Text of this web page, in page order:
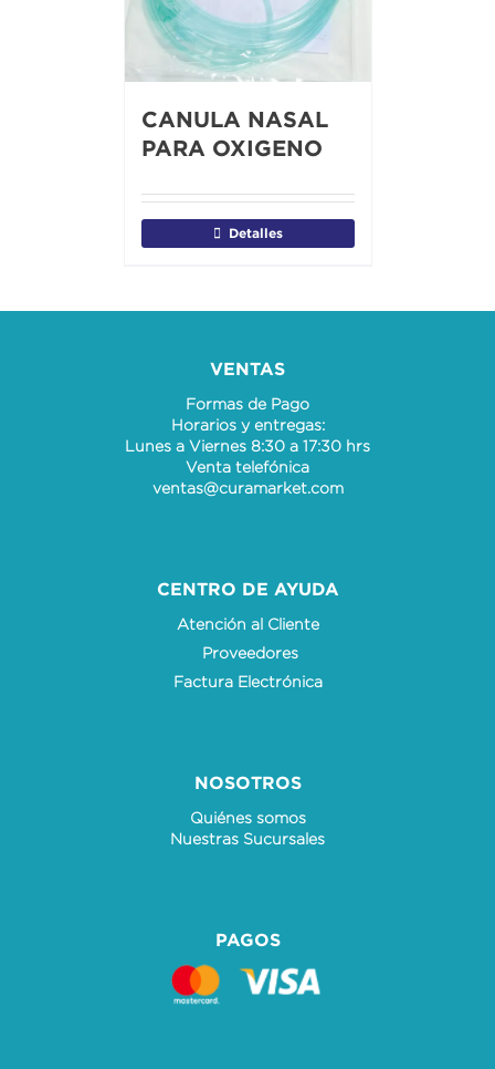
CANULA NASAL
PARA OXIGENO
Detalles
VENTAS
Formas de Pago
Horarios y entregas:
Lunes a Viernes 8:30 a 17:30 hrs
Venta telefónica
ventas@curamarket.com
CENTRO DE AYUDA
Atención al Cliente
Proveedores
Factura Electrónica
NOSOTROS
Quiénes somos
Nuestras Sucursales
PAGOS